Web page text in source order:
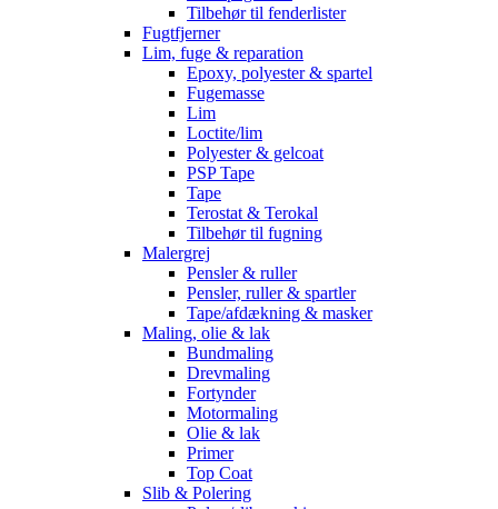
Tilbehør til fenderlister
Fugtfjerner
Lim, fuge & reparation
Epoxy, polyester & spartel
Fugemasse
Lim
Loctite/lim
Polyester & gelcoat
PSP Tape
Tape
Terostat & Terokal
Tilbehør til fugning
Malergrej
Pensler & ruller
Pensler, ruller & spartler
Tape/afdækning & masker
Maling, olie & lak
Bundmaling
Drevmaling
Fortynder
Motormaling
Olie & lak
Primer
Top Coat
Slib & Polering